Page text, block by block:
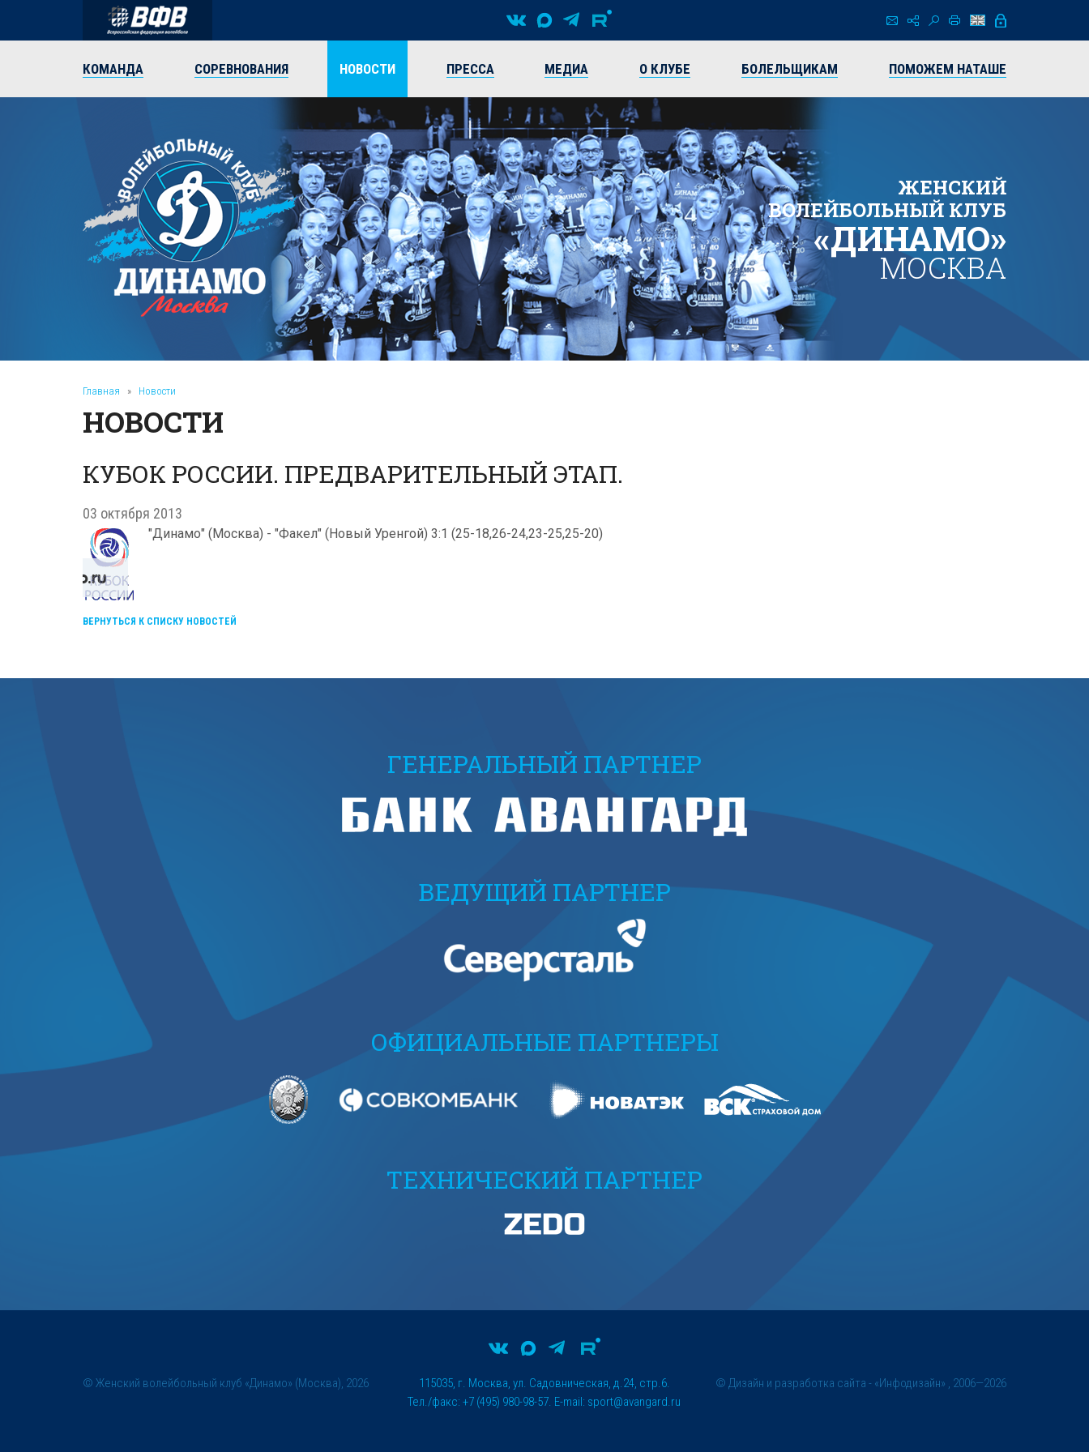
КОМАНДА СОРЕВНОВАНИЯ НОВОСТИ ПРЕССА МЕДИА О КЛУБЕ БОЛЕЛЬЩИКАМ ПОМОЖЕМ НАТАШЕ
ЖЕНСКИЙ
ВОЛЕЙБОЛЬНЫЙ КЛУБ
«ДИНАМО»
МОСКВА
Главная » Новости
НОВОСТИ
КУБОК РОССИИ. ПРЕДВАРИТЕЛЬНЫЙ ЭТАП.
03 октября 2013
"Динамо" (Москва) - "Факел" (Новый Уренгой) 3:1 (25-18,26-24,23-25,25-20)
ВЕРНУТЬСЯ К СПИСКУ НОВОСТЕЙ
ГЕНЕРАЛЬНЫЙ ПАРТНЕР
ВЕДУЩИЙ ПАРТНЕР
ОФИЦИАЛЬНЫЕ ПАРТНЕРЫ
ТЕХНИЧЕСКИЙ ПАРТНЕР
© Женский волейбольный клуб «Динамо» (Москва), 2026
115035, г. Москва, ул. Садовническая, д.24, стр.6.
Тел./факс: +7 (495) 980-98-57. E-mail: sport@avangard.ru
© Дизайн и разработка сайта - «Инфодизайн» , 2006—2026